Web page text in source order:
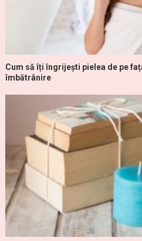
Cum să îți îngrijești pielea de pe
îmbătrânire